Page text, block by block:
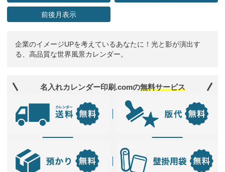
前後月表示
企業のイメージUPを考えているあなたに！光と影が演出す
る、高品質な世界風景カレンダー。
名入れカレンダー印刷.comの無料サービス